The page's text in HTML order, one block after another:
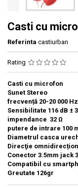
Casti cu
Referinta castiurban
Rating
Casti cu microfon
Sunet Stereo
frecvență 20-20 000 Hz
Sensibilitate 116 dB ±
impendance 32 Ω
putere de intrare 100
Diametrul casca
Direcţie
Conector 3.5mm jack
Compatibil cu
Greutate 126gr